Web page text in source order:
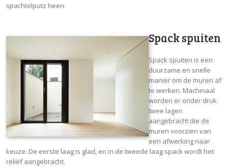
spachtelputz heen.
Spack spuiten
Spack spuiten is een
duurzame en snelle
manier om de muren af
te werken. Machinaal
worden er onder druk
twee lagen
aangebracht die de
muren voorzien van
een afwerking naar
keuze. De eerste laag is glad, en in de tweede laag spack wordt het
reliëf aangebracht.